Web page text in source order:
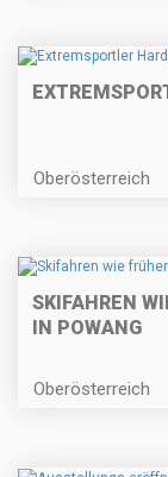
Oberösterreich
SKIFAHREN
IN POWANG
Oberösterreich